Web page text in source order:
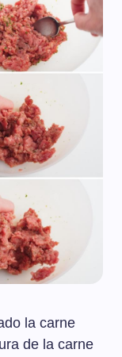
la carne
de la carne